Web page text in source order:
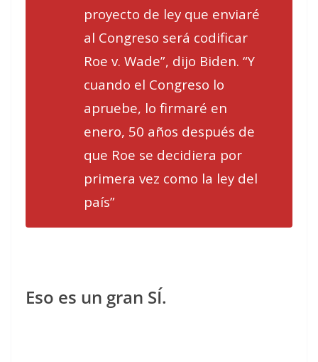
proyecto de ley que enviaré
al Congreso será codificar
Roe v. Wade”, dijo Biden. “Y
cuando el Congreso lo
apruebe, lo firmaré en
enero, 50 años después de
que Roe se decidiera por
primera vez como la ley del
país”
Eso es un gran SÍ.